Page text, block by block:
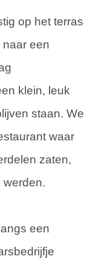
op het terras
een
klein, leuk
staan. We
waar
zaten,
werden.
een